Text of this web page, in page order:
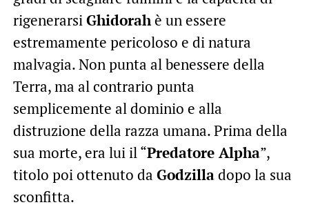
rigenerarsiGhidorahè un essere
estremamente pericoloso e di natura
malvagia. Non punta al benessere della
Terra, ma al contrario punta
semplicemente al dominio e alla
distruzione della razza umana. Prima della
sua morte, era lui il “Predatore Alpha”,
titolo poi ottenuto da Godzilladopo la sua
sconfitta.